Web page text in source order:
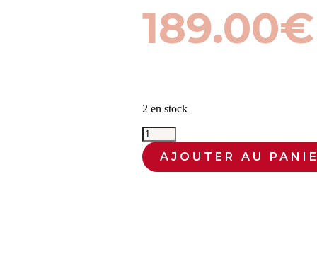
189.00€
2 en stock
quantité
de
75065
Tekno
AJOUTER AU